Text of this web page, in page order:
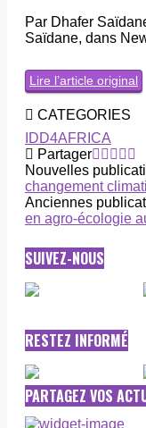
Par Dhafer
Saïdane, dans
Lire l’article original
CATEGORIES
IDD4AFRICA
Partager
Nouvelles
changement
Anciennes
en agro-écologie
SUIVEZ-NOUS
RESTEZ INFORMÉ
PARTAGEZ VOS